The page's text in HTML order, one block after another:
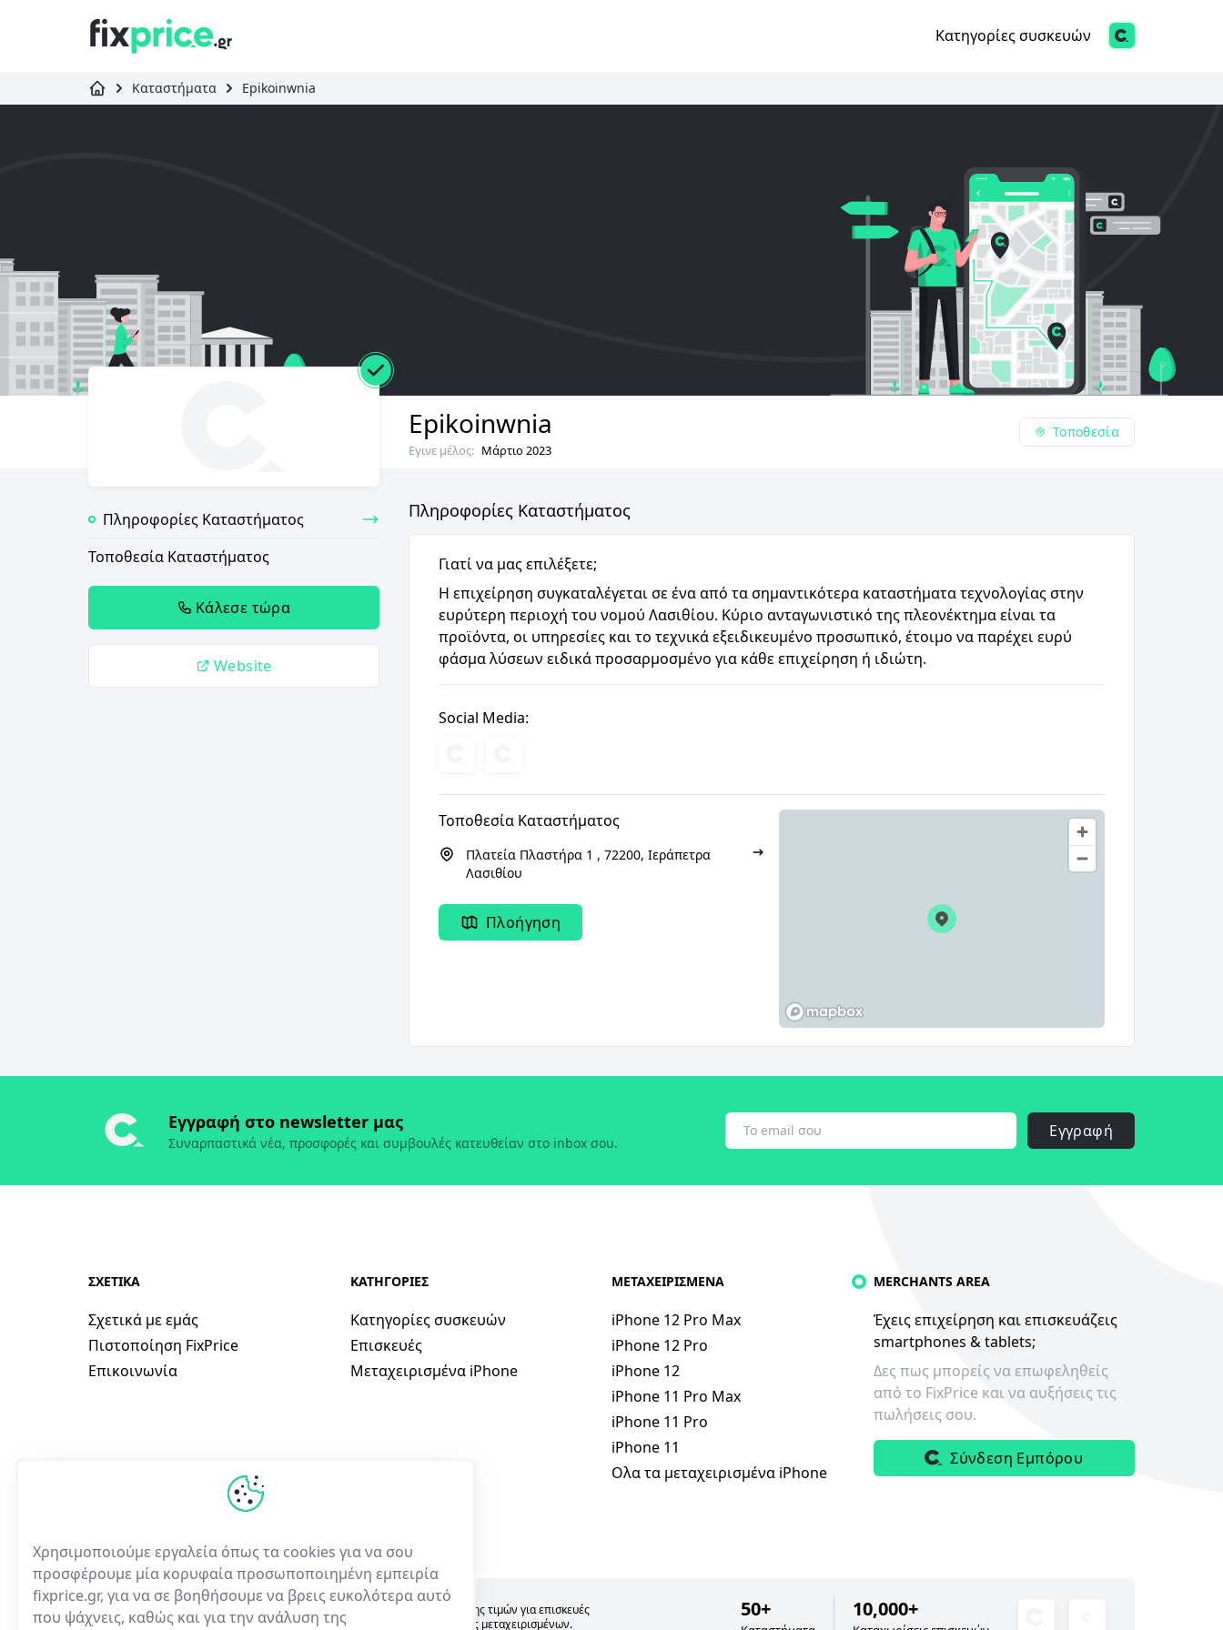
Κατηγορίες συσκευών
Καταστήματα Epikoinwnia
Epikoinwnia
Εγινε μέλος: Μάρτιο 2023
Τοποθεσία
Πληροφορίες Καταστήματος
Τοποθεσία Καταστήματος
Κάλεσε τώρα
Website
Πληροφορίες Καταστήματος
Γιατί να μας επιλέξετε;
Η επιχείρηση συγκαταλέγεται σε ένα από τα σημαντικότερα καταστήματα τεχνολογίας στην
ευρύτερη περιοχή του νομού Λασιθίου. Κύριο ανταγωνιστικό της πλεονέκτημα είναι τα
προϊόντα, οι υπηρεσίες και το τεχνικά εξειδικευμένο προσωπικό, έτοιμο να παρέχει ευρύ
φάσμα λύσεων ειδικά προσαρμοσμένο για κάθε επιχείρηση ή ιδιώτη.
Social Media:
Τοποθεσία Καταστήματος
Πλατεία Πλαστήρα 1 , 72200, Ιεράπετρα
Λασιθίου
Πλοήγηση
Εγγραφή στο newsletter μας
Συναρπαστικά νέα, προσφορές και συμβουλές κατευθείαν στο inbox σου.
Εγγραφή
ΣΧΕΤΙΚΑ
Σχετικά με εμάς
Πιστοποίηση FixPrice
Επικοινωνία
ΚΑΤΗΓΟΡΙΕΣ
Κατηγορίες συσκευών
Επισκευές
Μεταχειρισμένα iPhone
ΜΕΤΑΧΕΙΡΙΣΜΕΝΑ
iPhone 12 Pro Max
iPhone 12 Pro
iPhone 12
iPhone 11 Pro Max
iPhone 11 Pro
iPhone 11
Ολα τα μεταχειρισμένα iPhone
MERCHANTS AREA
Έχεις επιχείρηση και επισκευάζεις
smartphones & tablets;
Δες πως μπορείς να επωφεληθείς
από το FixPrice και να αυξήσεις τις
πωλήσεις σου.
Σύνδεση Εμπόρου
Η πρώτη ελληνική υπηρεσία σύγκρισης τιμών για επισκευές
ηλεκτρονικών συσκευών και πώλησης μεταχειρισμένων.
50+ 10,000+
Χρησιμοποιούμε εργαλεία όπως τα cookies για να σου
προσφέρουμε μία κορυφαία προσωποποιημένη εμπειρία
fixprice.gr, για να σε βοηθήσουμε να βρεις ευκολότερα αυτό
που ψάχνεις, καθώς και για την ανάλυση της